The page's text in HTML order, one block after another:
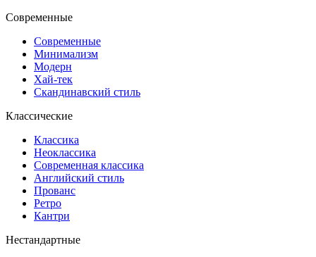
Современные
Современные
Минимализм
Модерн
Хай-тек
Скандинавский стиль
Классические
Классика
Неоклассика
Современная классика
Английский стиль
Прованс
Ретро
Кантри
Нестандартные